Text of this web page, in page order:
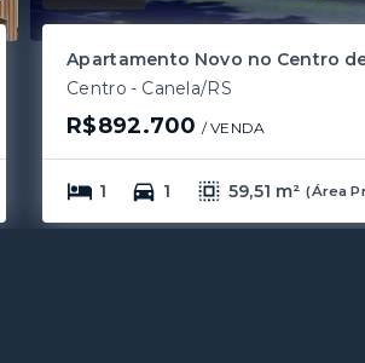
Apartamento Novo no Centro
Centro - Canela/RS
R$892.700 / VENDA
1 1 59,51 m² (Área